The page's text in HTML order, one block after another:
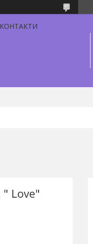
КОНТАКТИ
" Love"